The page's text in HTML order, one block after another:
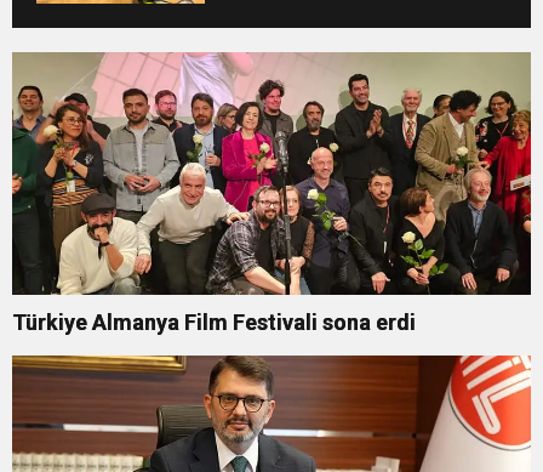
Türkiye Almanya Film Festivali sona erdi